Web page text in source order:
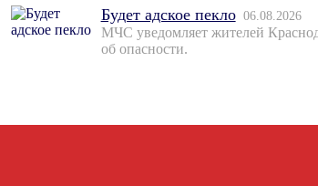
Будет адское пекло 06.08.2026
МЧС уведомляет жителей
об опасности.